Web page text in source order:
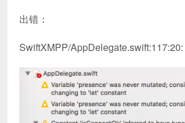
出错：
SwiftXMPP/AppDelegate.swift:117:20: